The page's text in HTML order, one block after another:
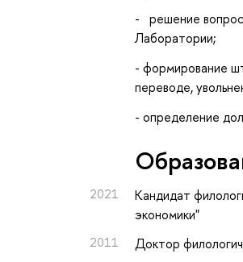
- решение
Лаборатории;
- формирование
переводе,
- определение
2021
Кандидат
экономики"
2011 Доктор